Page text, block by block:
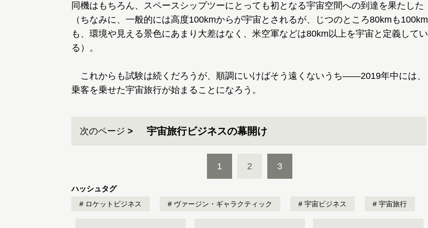
同機はもちろん、スペースシップツーにとっても初となる宇宙空間への到達を果たした
（ちなみに、一般的には高度100kmからが宇宙とされるが、じつのところ80kmも100km
も、環境や見える景色にあまり大差はなく、米空軍などは80km以上を宇宙と定義してい
る）。
これからも試験は続くだろうが、順調にいけばそう遠くないうち――2019年中には、
乗客を乗せた宇宙旅行が始まることになろう。
次のページ 宇宙旅行ビジネスの幕開け
1 2 3
ハッシュタグ
ロケットビジネス ヴァージン・ギャラクティック 宇宙ビジネス 宇宙旅行